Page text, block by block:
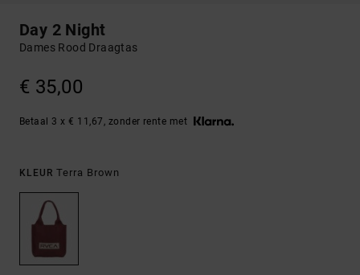
Day 2 Night
Dames Rood Draagtas
€ 35,00
Betaal 3 x € 11,67, zonder rente met
KLEUR Terra Brown